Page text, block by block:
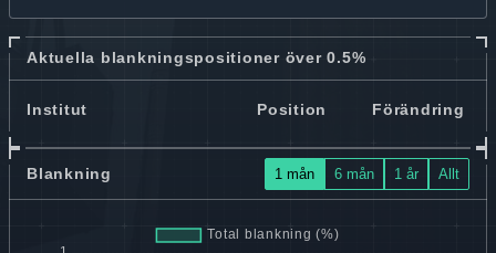
Aktuella blankningspositioner över 0.5%
Institut Position Förändring
Blankning 1 mån 6 mån 1 år Allt